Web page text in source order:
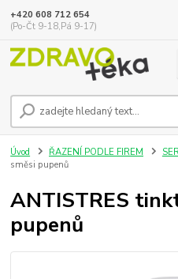
+420 608 712 654
(Po-Čt 9-18,Pá 9-17)
Úvod ŘAZENÍ PODLE FIREM
směsi pupenů
ANTISTRES
pupenů